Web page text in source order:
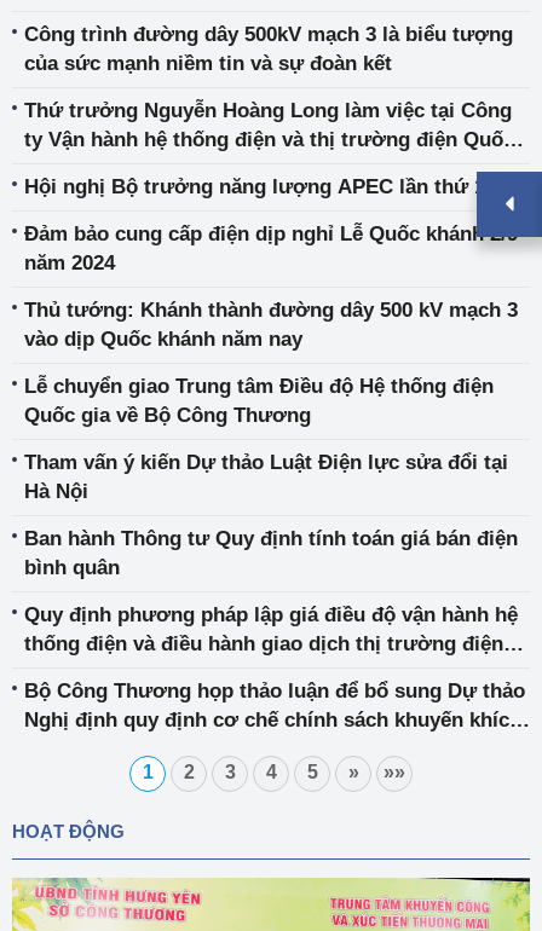
lượng
Công trình đường dây 500kV mạch 3 là biểu tượng
của sức mạnh niềm tin và sự đoàn kết
Thứ trưởng Nguyễn Hoàng Long làm việc tại Công
ty Vận hành hệ thống điện và thị trường điện Quốc
Hội nghị Bộ trưởng năng lượng APEC lần thứ 14
Đảm bảo cung cấp điện dịp nghỉ Lễ Quốc khánh 2/9
năm 2024
Thủ tướng: Khánh thành đường dây 500 kV mạch 3
vào dịp Quốc khánh năm nay
Lễ chuyển giao Trung tâm Điều độ Hệ thống điện
Quốc gia về Bộ Công Thương
Tham vấn ý kiến Dự thảo Luật Điện lực sửa đổi tại
Hà Nội
Ban hành Thông tư Quy định tính toán giá bán điện
bình quân
Quy định phương pháp lập giá điều độ vận hành hệ
thống điện và điều hành giao dịch thị trường điện
Bộ Công Thương họp thảo luận để bổ sung Dự thảo
Nghị định quy định cơ chế chính sách khuyến khích
1 2 3 4 5 » »»
HOẠT ĐỘNG